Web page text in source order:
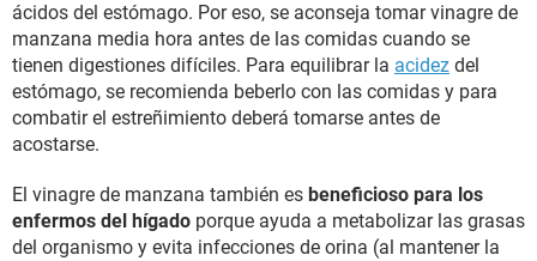
ácidos del estómago. Por eso, se aconseja tomar vinagre de
manzana media hora antes de las comidas cuando se
tienen digestiones difíciles. Para equilibrar la acidez del
estómago, se recomienda beberlo con las comidas y para
combatir el estreñimiento deberá tomarse antes de
acostarse.
El vinagre de manzana también es beneficioso para los
enfermos del hígado porque ayuda a metabolizar las grasas
del organismo y evita infecciones de orina (al mantener la